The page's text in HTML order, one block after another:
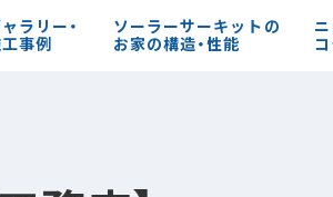
ラリー・
事例
ソーラーサーキットの
お家の構造・性能